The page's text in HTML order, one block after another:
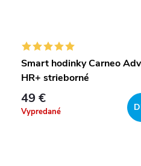
Smart hodinky Carneo
HR+ strieborné
49 €
Vypredané